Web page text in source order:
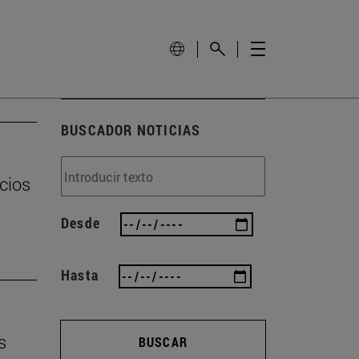
BUSCADOR NOTICIAS
Desde
Hasta
BUSCAR